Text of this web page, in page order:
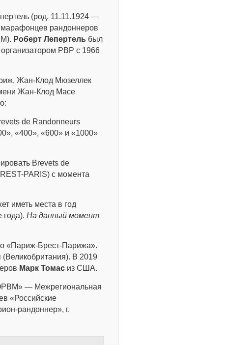
(род. 11.11.1924 —
рандоннеров
Роберт Лепертель был
PBP с 1966
Жан-Клод Мюзеллек
Жан-Клод Масе
de Randonneurs
«400», «600» и «1000»
Brevets de
PARIS) с момента
иметь места в год
года).На данный момент
«Париж-Брест-Парижа».
(Великобритания). В 2019
Марк Томас из США.
— Межрегиональная
«Российские
рандоннер», г.